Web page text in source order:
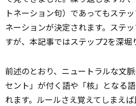
トネーション句）であってもステ
ネーションが決定されます。ステ
すが、本記事ではステップ2を深堀
前述のとおり、ニュートラルな文
セント」が付く語や「核」となる
れます。ルールさえ覚えてしまえ